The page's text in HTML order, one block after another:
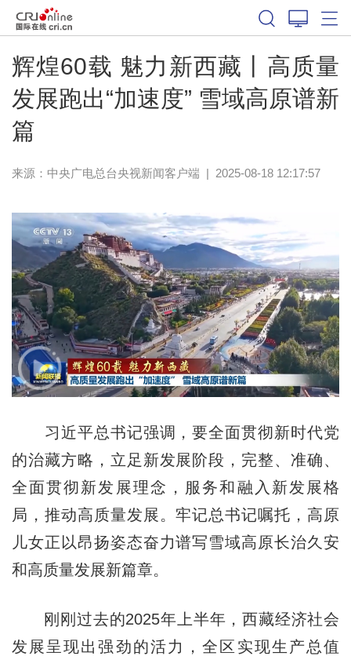
辉煌60载 魅力新西藏丨高质量
发展跑出“加速度” 雪域高原谱新
篇
来源： 中央广电总台央视新闻客户端 | 2025-08-18 12:17:57
习近平总书记强调，要全面贯彻新时代党
的治藏方略，立足新发展阶段，完整、准确、
全面贯彻新发展理念，服务和融入新发展格
局，推动高质量发展。牢记总书记嘱托，高原
儿女正以昂扬姿态奋力谱写雪域高原长治久安
和高质量发展新篇章。
刚刚过去的2025年上半年，西藏经济社会
发展呈现出强劲的活力，全区实现生产总值